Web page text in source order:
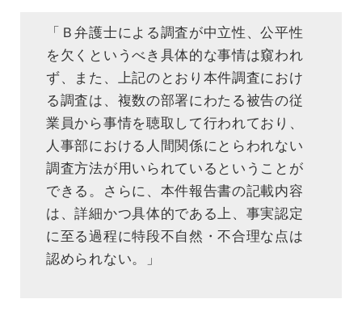
「Ｂ弁護士による調査が中立性、公平性
を欠くというべき具体的な事情は窺われ
ず、また、上記のとおり本件調査におけ
る調査は、複数の部署にわたる被告の従
業員から事情を聴取して行われており、
人事部における人間関係にとらわれない
調査方法が用いられているということが
できる。さらに、本件報告書の記載内容
は、詳細かつ具体的である上、事実認定
に至る過程に特段不自然・不合理な点は
認められない。」